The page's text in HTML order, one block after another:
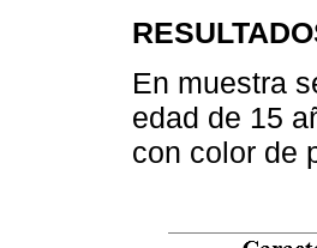
En muestra
edad de 15
con color de